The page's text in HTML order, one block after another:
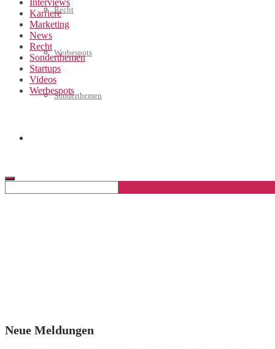
Recht
Werbespots
Sonderthemen
Interviews
Karriere
Marketing
News
Recht
Sonderthemen
Startups
Videos
Werbespots
Neue Meldungen